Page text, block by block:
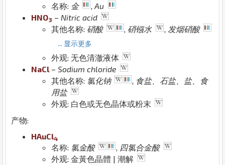
名称: 金 ,Au
HNO3 – Nitric acid
其他名称: 硝酸 硝镪水 发烟硝酸
... 显示更多
外观: 无色清澈液体
NaCl – Sodium chloride
其他名称: 氯化钠 , 食盐、石盐、盐、食
用盐
外观: 白色或无色晶体或粉末
产物:
HAuCl4
名称: 氯金酸 , 四氯合金酸
外观: 金黃色晶體 | 潮解